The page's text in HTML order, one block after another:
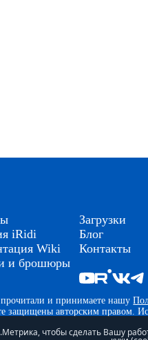
iRidi
Wiki
и брошюры
Загрузки
Блог
Контакты
и принимаете нашу
защищены авторским правом.
чтобы сделать Вашу